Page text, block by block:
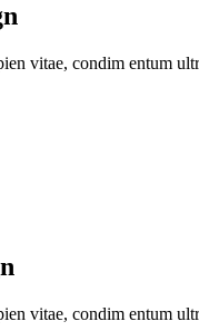
vitae, condim entum
vitae, condim entum